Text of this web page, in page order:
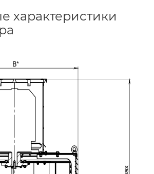
характеристики